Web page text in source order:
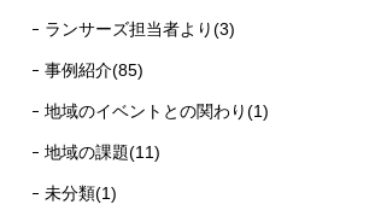
ランサーズ担当者より(3)
事例紹介(85)
地域のイベントとの関わり(1)
地域の課題(11)
未分類(1)